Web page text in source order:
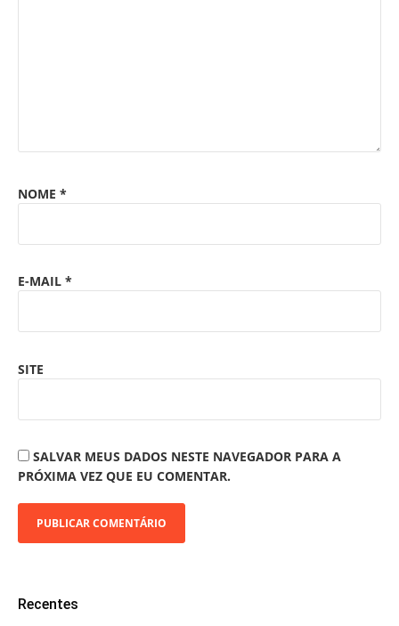
NOME *
E-MAIL *
SITE
SALVAR MEUS DADOS NESTE NAVEGADOR PARA A
PRÓXIMA VEZ QUE EU COMENTAR.
Recentes